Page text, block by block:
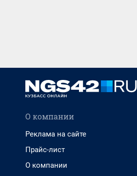
О компании
Реклама на сайте
Прайс-лист
О компании